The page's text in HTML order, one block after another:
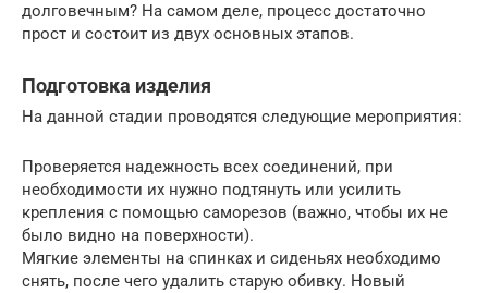
долговечным? На самом деле, процесс достаточно
прост и состоит из двух основных этапов.
Подготовка изделия
На данной стадии проводятся следующие мероприятия:
Проверяется надежность всех соединений, при
необходимости их нужно подтянуть или усилить
крепления с помощью саморезов (важно, чтобы их не
было видно на поверхности).
Мягкие элементы на спинках и сиденьях необходимо
снять, после чего удалить старую обивку. Новый